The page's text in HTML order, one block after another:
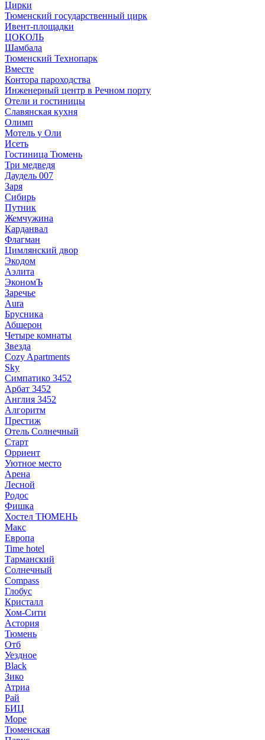
Цирки
Тюменский государственный цирк
Ивент-площадки
ЦОКОЛЬ
Шамбала
Тюменский Технопарк
Вместе
Контора пароходства
Инженерный центр в Речном порту
Отели и гостиницы
Славянская кухня
Олимп
Мотель у Оли
Исеть
Гостиница Тюмень
Три медведя
Даудель 007
Заря
Сибирь
Путник
Жемчужина
Карданвал
Флагман
Цимлянский двор
Экодом
Аэлита
ЭкономЪ
Заречье
Aura
Брусника
Абшерон
Четыре комнаты
Звезда
Cozy Apartments
Sky
Симпатико 3452
Арбат 3452
Англия 3452
Алгоритм
Престиж
Отель Солнечный
Старт
Орриент
Уютное место
Арена
Лесной
Родос
Фишка
Хостел ТЮМЕНЬ
Макс
Европа
Time hotel
Тарманский
Солнечный
Compass
Глобус
Кристалл
Хом-Сити
Астория
Тюмень
Отб
Уездное
Black
Зико
Атриа
Рай
БИЦ
Море
Тюменская